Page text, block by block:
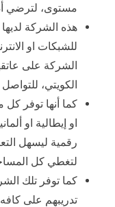
مستوى، لترضي
هذه الشركة
الشركة على
الكويتي،
كما أنها توفر
او إيطالية او
رقمية ليسهل
لتغطي كل
كما توفر تلك
تدريبهم على